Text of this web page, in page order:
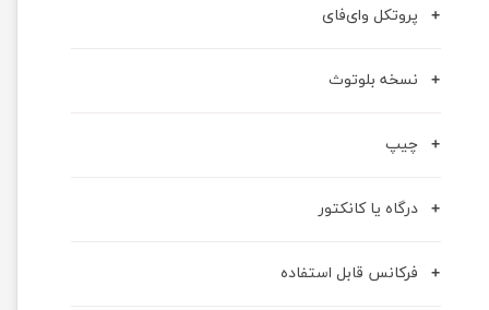
پروتکل وای‌فای
نسخه بلوتوث
چیپ
درگاه یا کانکتور
فرکانس قابل استفاده